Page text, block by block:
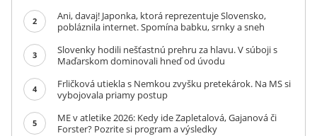
2
Ani, davaj! Japonka, ktorá reprezentuje Slovensko,
pobláznila internet. Spomína babku, srnky a sneh
3
Slovenky hodili nešťastnú prehru za hlavu. V súboji s
Maďarskom dominovali hneď od úvodu
4
Frličková utiekla s Nemkou zvyšku pretekárok. Na MS si
vybojovala priamy postup
5
ME v atletike 2026: Kedy ide Zapletalová, Gajanová či
Forster? Pozrite si program a výsledky